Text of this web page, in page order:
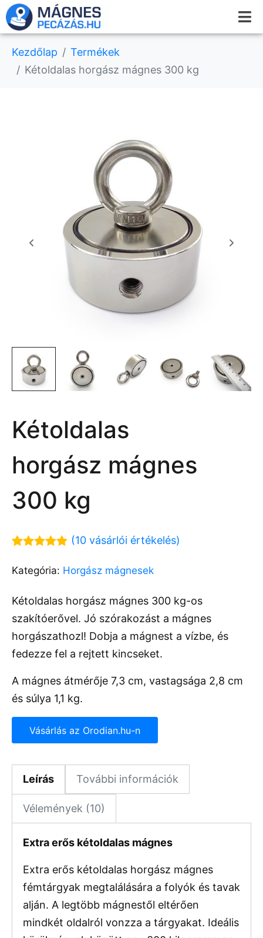
Kezdőlap
Termékek
Kétoldalas horgász mágnes 300 kg
Kétoldalas
horgász mágnes
300 kg
5.00az 5-
ből,
alapján
(10 vásárlói értékelés)
Kategória: Horgász mágnesek
Kétoldalas horgász mágnes 300 kg-os
szakítóerővel. Jó szórakozást a mágnes
horgászathozl! Dobja a mágnest a vízbe, és
fedezze fel a rejtett kincseket.
A mágnes átmérője 7,3 cm, vastagsága 2,8 cm
és súlya 1,1 kg.
Vásárlás az Orodian.hu-n
Leírás További információk
Vélemények (10)
Extra erős kétoldalas mágnes
Extra erős kétoldalas horgász mágnes
fémtárgyak megtalálására a folyók és tavak
alján. A legtöbb mágnestől eltérően
mindkét oldalról vonzza a tárgyakat. Ideális